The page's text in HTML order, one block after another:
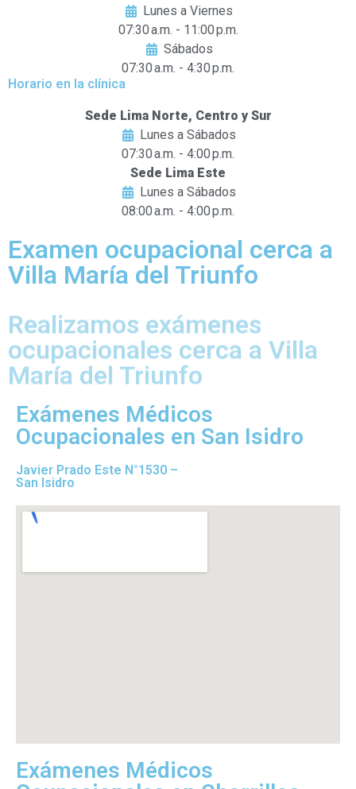
Lunes a Viernes
07:30 a.m. - 11:00 p.m.
Sábados
07:30 a.m. - 4:30 p.m.
Horario en la clínica
Sede Lima Norte, Centro y Sur
Lunes a Sábados
07:30 a.m. - 4:00 p.m.
Sede Lima Este
Lunes a Sábados
08:00 a.m. - 4:00 p.m.
Examen ocupacional cerca a
Villa María del Triunfo
Realizamos exámenes
ocupacionales cerca a Villa
María del Triunfo
Exámenes Médicos
Ocupacionales en San Isidro
Javier Prado Este N°1530 –
San Isidro
Exámenes Médicos